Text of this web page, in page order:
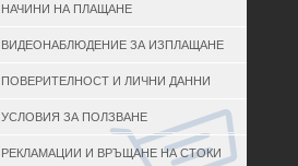
НАЧИНИ НА ПЛАЩАНЕ
ВИДЕОНАБЛЮДЕНИЕ ЗА ИЗПЛАЩАНЕ
ПОВЕРИТЕЛНОСТ И ЛИЧНИ ДАННИ
УСЛОВИЯ ЗА ПОЛЗВАНЕ
РЕКЛАМАЦИИ И ВРЪЩАНЕ НА СТОКИ